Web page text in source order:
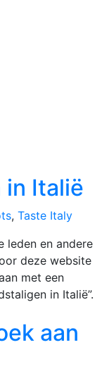
Italië
, Taste Italy
leden en andere
deze website
met een
in Italië”.
aan